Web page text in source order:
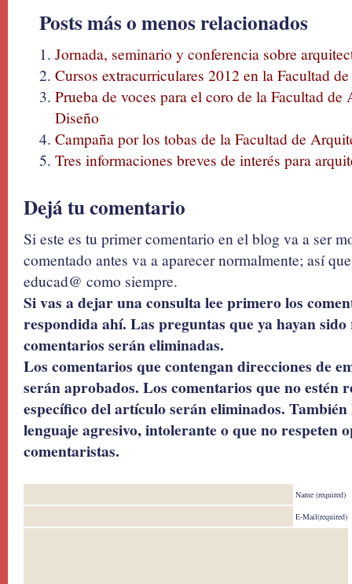
Posts más o menos relacionados
Jornada, seminario y conferencia sobre
Cursos extracurriculares 2012 en la Facultad
Prueba de voces para el coro de la Facultad
Diseño
Campaña por los tobas de la Facultad de
Tres informaciones breves de interés para
Dejá tu comentario
Si este es tu primer comentario en el blog va a ser
comentado antes va a aparecer normalmente; así
educad@ como siempre.
Si vas a dejar una consulta lee primero los
respondida ahí. Las preguntas que ya hayan
comentarios serán eliminadas.
Los comentarios que contengan direcciones de
serán aprobados. Los comentarios que no estén
específico del artículo serán eliminados.
lenguaje agresivo, intolerante o que no respeten
comentaristas.
Name (required)
E-Mail(required)